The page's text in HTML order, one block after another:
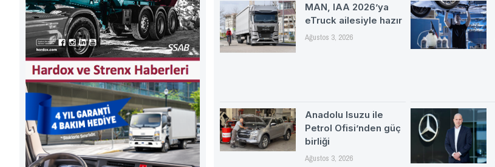
MAN, IAA 2026’ya
eTruck ailesiyle hazır
Ağustos 3, 2026
Anadolu Isuzu ile
Petrol Ofisi’nden güç
birliği
Ağustos 3, 2026